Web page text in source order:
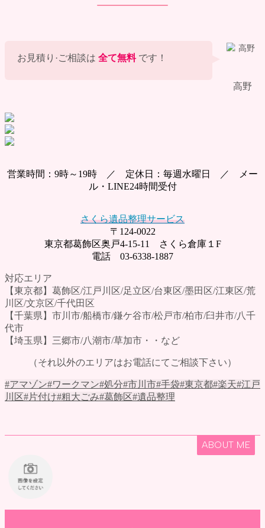
高野
お見積り·ご相談は 全て無料です！
営業時間：9時～19時 ／ 定休日：毎週水曜日 ／ メー
ル・LINE24時間受付
さくら遺品整理サービス
〒124-0022
東京都葛飾区奥戸4-15-11 さくら倉庫１F
電話 03-6338-1887
対応エリア
【東京都】葛飾区/江戸川区/足立区/台東区/墨田区/江東区/荒
川区/文京区/千代田区
【千葉県】市川市/船橋市/鎌ケ谷市/松戸市/柏市/臼井市/八千
代市
【埼玉県】三郷市/八潮市/草加市・・など
（それ以外のエリアはお電話にてご相談下さい）
#アマゾン#ワークマン#処分#市川市#手袋#東京都#楽天#江戸
川区#片付け#粗大ごみ#葛飾区#遺品整理
ABOUT ME